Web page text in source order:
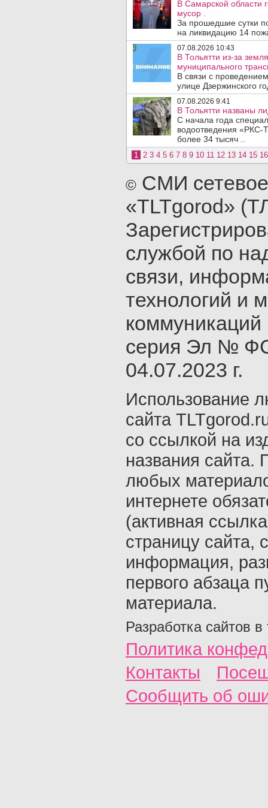
В Самарской области
мусор .
За прошедшие сутки
на ликвидацию 14
07.08.2026 10:43
В Тольятти из-за
муниципального
В связи с
улице Дзержинского
07.08.2026 9:41
В Тольятти названы
С начала года
водоотведения «РКС-
более 34 тысяч ..
1 2 3 4 5 6 7 8 9 10 11 12 13 14 15 16
© СМИ
«TLTgorod»
службой по
связи,
технологий и
серия Эл №
04.07.2023 г.
Использование
сайта
со ссылкой на
названия сайта.
любых
интернете
(активная
страницу сайта,
информация,
первого абзаца
материала.
Разработка сайтов в
Политика
Контакты
Сообщить об